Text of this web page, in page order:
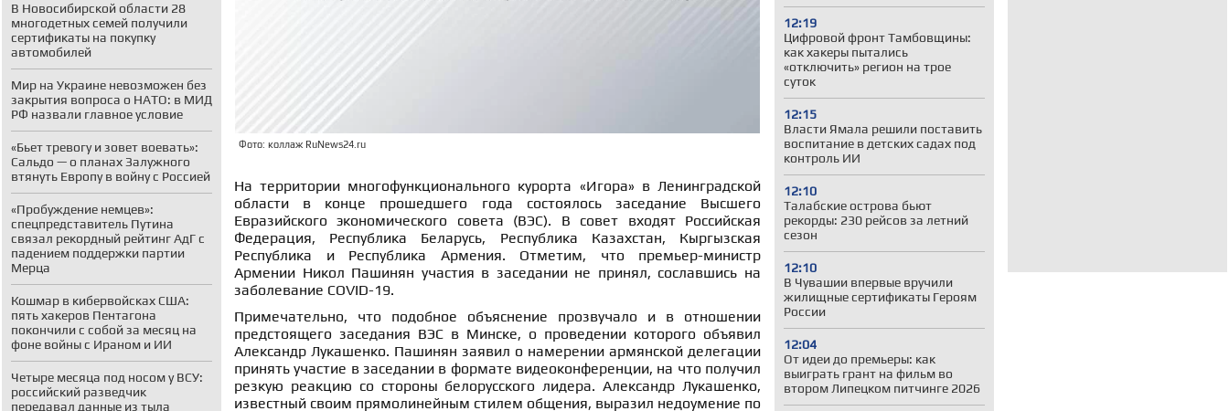
В Новосибирской области 28
многодетных семей получили
сертификаты на покупку
автомобилей
Мир на Украине невозможен без
закрытия вопроса о НАТО: в МИД
РФ назвали главное условие
«Бьет тревогу и зовет воевать»:
Сальдо — о планах Залужного
втянуть Европу в войну с Россией
«Пробуждение немцев»:
спецпредставитель Путина
связал рекордный рейтинг АдГ с
падением поддержки партии
Мерца
Кошмар в кибервойсках США:
пять хакеров Пентагона
покончили с собой за месяц на
фоне войны с Ираном и ИИ
Четыре месяца под носом у ВСУ:
российский разведчик
передавал данные из тыла
12:19
Цифровой фронт Тамбовщины:
как хакеры пытались
«отключить» регион на трое
суток
12:15
Власти Ямала решили поставить
воспитание в детских садах под
контроль ИИ
12:10
Талабские острова бьют
рекорды: 230 рейсов за летний
сезон
12:10
В Чувашии впервые вручили
жилищные сертификаты Героям
России
12:04
От идеи до премьеры: как
выиграть грант на фильм во
втором Липецком питчинге 2026
Фото: коллаж RuNews24.ru
На территории многофункционального курорта «Игора» в Ленинградской
области в конце прошедшего года состоялось заседание Высшего
Евразийского экономического совета (ВЭС). В совет входят Российская
Федерация, Республика Беларусь, Республика Казахстан, Кыргызская
Республика и Республика Армения. Отметим, что премьер-министр
Армении Никол Пашинян участия в заседании не принял, сославшись на
заболевание COVID-19.
Примечательно, что подобное объяснение прозвучало и в отношении
предстоящего заседания ВЭС в Минске, о проведении которого объявил
Александр Лукашенко. Пашинян заявил о намерении армянской делегации
принять участие в заседании в формате видеоконференции, на что получил
резкую реакцию со стороны белорусского лидера. Александр Лукашенко,
известный своим прямолинейным стилем общения, выразил недоумение по